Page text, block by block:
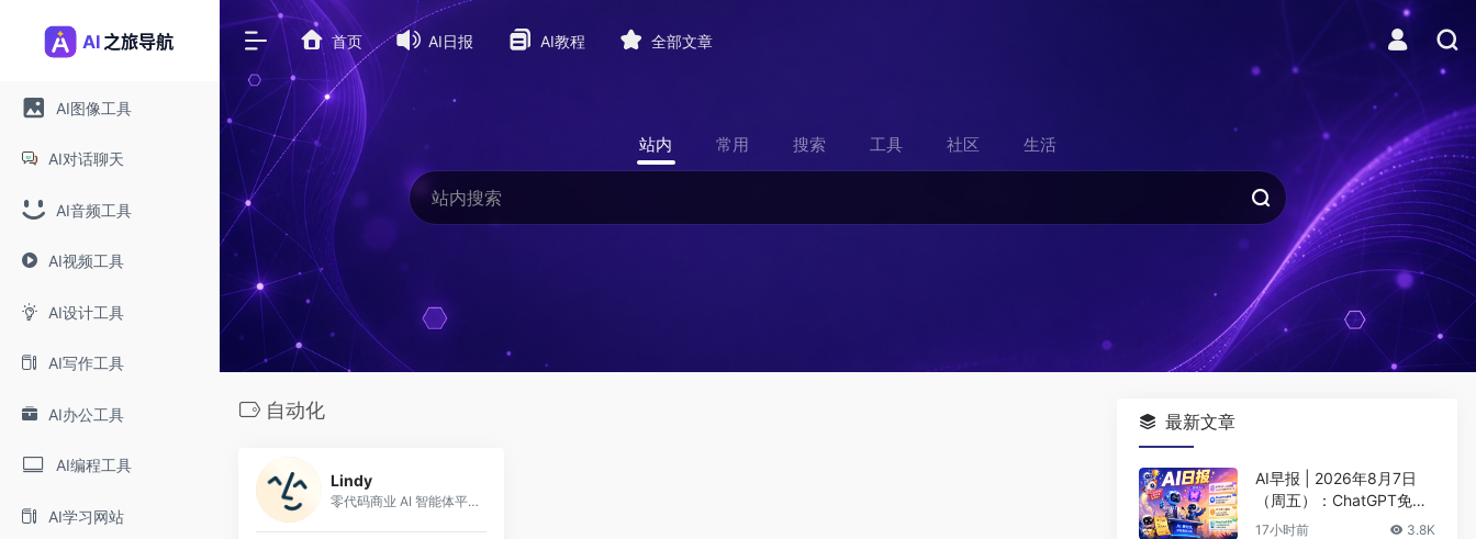
AI图像工具
AI对话聊天
AI音频工具
AI视频工具
AI设计工具
AI写作工具
AI办公工具
AI编程工具
AI学习网站
首页 AI日报 AI教程 全部文章
站内 常用 搜索 工具 社区 生活
自动化
Lindy
零代码商业 AI 智能体平台
最新文章
AI早报 | 2026年8月7日
（周五）：ChatGPT免费
版升级GPT-5.6 Luna无限
17小时前 3.8K